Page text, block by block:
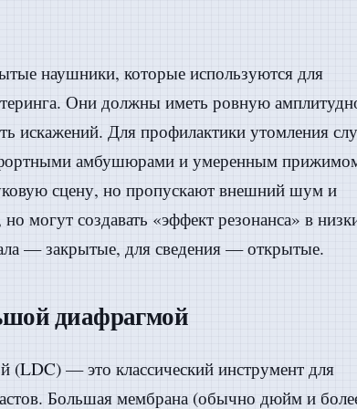
наушники, которые используются для
Они должны иметь ровную
искажений. Для профилактики утомления
амбушюрами и умеренным
сцену, но пропускают внешний шум и
могут создавать «эффект резонанса» в
— закрытые, для сведения — открытые.
диафрагмой
— это классический инструмент для
Большая мембрана (обычно дюйм и